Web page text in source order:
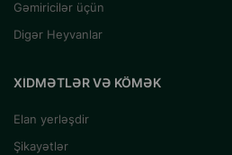
Gəmiricilər üçün
Digər Heyvanlar
XIDMƏTLƏR VƏ KÖMƏK
Elan yerləşdir
Şikayətlər